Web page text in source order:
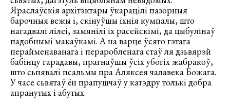
Яраслаўскія архітэктары ўкарацілі пазорныя
барочныя вежы і, скінуўшы іхнія кумпалы, што
нагадвалі лілеі, замянілі іх расейскімі, да цыбулінаў
падобнымі макаўкамі. А на варце ўсяго гэтага
перайменаванага і пераробленага стаў ля дзьвярэй
бабінцу гарадавы, прагнаўшы ўсіх убогіх жабракоў,
што сьпявалі псальмы пра Аляксея чалавека Божага.
У часе сьвятаў ён прапушчаў у катэдру толькі добра
апранутых і абутых.